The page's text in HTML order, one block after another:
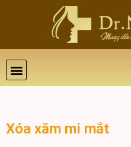
Xóa xăm mi mắt